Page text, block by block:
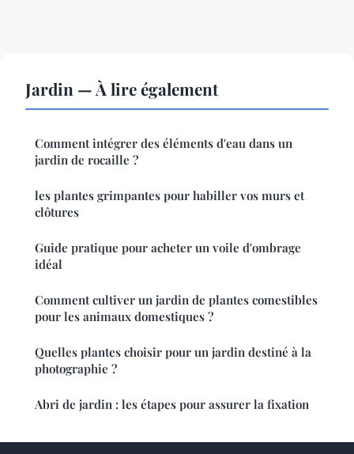
Jardin — À lire également
Comment intégrer des éléments d'eau dans un
jardin de rocaille ?
les plantes grimpantes pour habiller vos murs et
clôtures
Guide pratique pour acheter un voile d'ombrage
idéal
Comment cultiver un jardin de plantes comestibles
pour les animaux domestiques ?
Quelles plantes choisir pour un jardin destiné à la
photographie ?
Abri de jardin : les étapes pour assurer la fixation